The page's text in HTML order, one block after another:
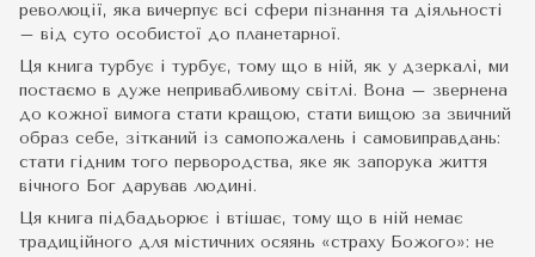
революції, яка вичерпує всі сфери пізнання та діяльності
– від суто особистої до планетарної.
Ця книга турбує і турбує, тому що в ній, як у дзеркалі, ми
постаємо в дуже непривабливому світлі. Вона – звернена
до кожної вимога стати кращою, стати вищою за звичний
образ себе, зітканий із самопожалень і самовиправдань:
стати гідним того первородства, яке як запорука життя
вічного Бог дарував людині.
Ця книга підбадьорює і втішає, тому що в ній немає
традиційного для містичних осяянь «страху Божого»: не